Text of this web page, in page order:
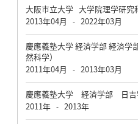
大阪市立大学 大学院理学研究
2013年04月
- 2022年03月
慶應義塾大学 経済学部 経済
然科学）
2011年04月
- 2013年03月
慶應義塾大学 経済学部 日吉
2011年 - 2013年